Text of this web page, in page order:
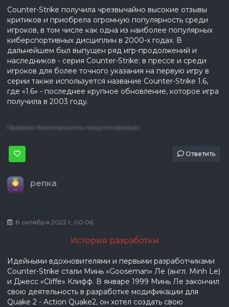
Counter-Strike получила чрезвычайно высокие отзывы
критиков и приобрела огромную популярность среди
игроков, в том числе как одна из наиболее популярных
киберспортивных дисциплин в 2000-х годах. В
дальнейшем был выпущен ряд игр-продолжений и
наследников - серия Counter-Strike; в прессе и среди
игроков для более точного указания на первую игру в
серии также используется название Counter-Strike 1.6,
где «1.6» - последнее крупное обновление, которое игра
получила в 2003 году.
Правила безопасности пишутся кровью.
Ответить
репка
8 октября 2022 г, 00:06
История разработки
Идейными вдохновителями и первыми разработчиками
Counter-Strike стали Минь «Gooseman» Ле (англ. Minh Le)
и Джесс «Cliffe» Клифф. В январе 1999 Минь Ле закончил
свою деятельность в разработке модификации для
Quake 2 - Action Quake2, он хотел создать свою